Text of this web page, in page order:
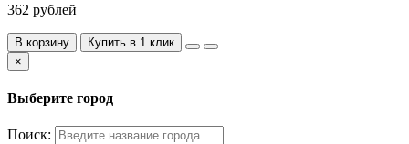
362 рублей
В корзину
Купить в 1 клик
×
Выберите город
Поиск: